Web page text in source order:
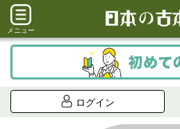
メニュー
ログイン